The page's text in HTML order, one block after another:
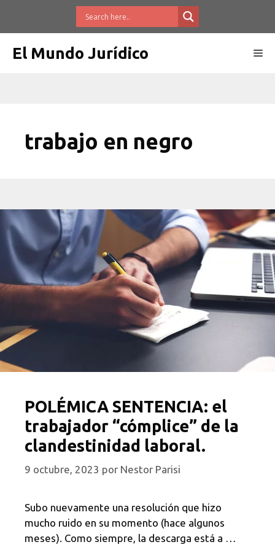
El Mundo Jurídico
trabajo en negro
POLÉMICA SENTENCIA: el
trabajador “cómplice” de la
clandestinidad laboral.
9 octubre, 2023 por Nestor Parisi
Subo nuevamente una resolución que hizo
mucho ruido en su momento (hace algunos
meses). Como siempre, la descarga está a …